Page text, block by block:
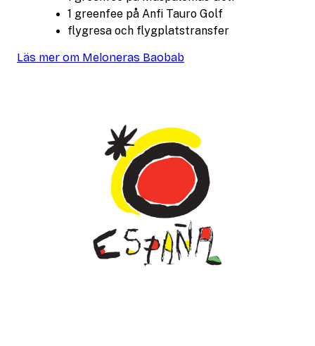
1 greenfee på Anfi Tauro Golf
flygresa och flygplatstransfer
Läs mer om Meloneras Baobab